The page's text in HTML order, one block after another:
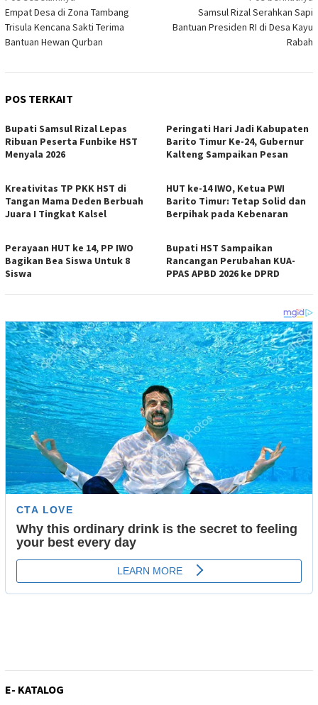
pos
Empat Desa di Zona Tambang
Trisula Kencana Sakti Terima
Bantuan Hewan Qurban
Samsul Rizal Serahkan Sapi
Bantuan Presiden RI di Desa Kayu
Rabah
POS TERKAIT
Bupati Samsul Rizal Lepas
Ribuan Peserta Funbike HST
Menyala 2026
Peringati Hari Jadi Kabupaten
Barito Timur Ke-24, Gubernur
Kalteng Sampaikan Pesan
Kreativitas TP PKK HST di
Tangan Mama Deden Berbuah
Juara I Tingkat Kalsel
HUT ke-14 IWO, Ketua PWI
Barito Timur: Tetap Solid dan
Berpihak pada Kebenaran
Perayaan HUT ke 14, PP IWO
Bagikan Bea Siswa Untuk 8
Siswa
Bupati HST Sampaikan
Rancangan Perubahan KUA-
PPAS APBD 2026 ke DPRD
E- KATALOG